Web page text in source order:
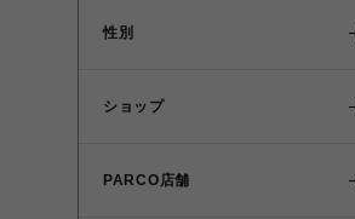
性別
ショップ
PARCO店舗